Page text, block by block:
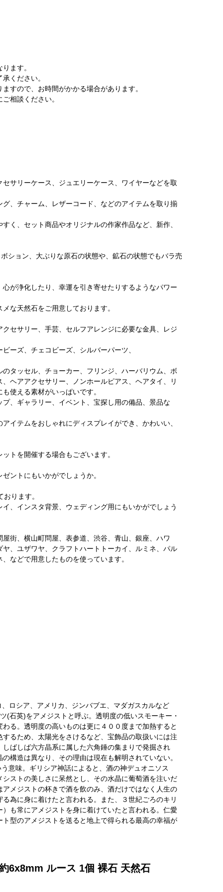
ます。
ください。
すので、お時間がかかる場合があります。
相談ください。
サリーケース、ジュエリーケース、ワイヤーなどを取
、チャーム、レザーコード、などのアイテムを取り揃
く、セット商品やオリジナルの作家作品など、新作、
ション、大ぶりな原石の状態や、鉱石の状態でもバラ売
が浄化したり、幸運を引き寄せたりするようなパワー
な天然石をご用意しております。
セサリー、手芸、セルフアレンジに必要な金具、レジ
ーズ、チェコビーズ、シルバーパーツ、
タッセル、チョーカー、フリンジ、ハーバリウム、ボ
ヘアアクセサリー、ノンホールピアス、ヘアタイ、リ
使える素材がいっぱいです。
、ギャラリー、イベント、宝探し用の備品、景品な
イテムをおしゃれにディスプレイができ、かわいい、
トを開催する場合もございます。
ントにもいかがでしょうか。
ります。
、インスタ背景、ウェディング用にもいかがでしょう
街、横山町問屋、表参道、渋谷、青山、銀座、ハワ
、ユザワヤ、クラフトハートトーカイ、ルミネ、パル
などで用意したものを使っています。
ロシア、アメリカ、ジンバブエ、マダガスカルなど
(石英)をアメジストと呼ぶ。透明度の低いスモーキー・
る。透明度の高いものは更に４００度まで加熱すると
るため、太陽光をさけるなど、宝飾品の取扱いには注
ばしば六方晶系に属した六角錘の集まりで発掘され
構造は異なり、その理由は現在も解明されていない。
意味。ギリシア神話によると、酒の神デュオニソス
ストの美しさに呆然とし、その水晶に葡萄酒を注いだ
メジストの杯きで酒を飲のみ、酒だけではなく人生の
為に身に着けたと言われる。また、３世紀ごろのキリ
も常にアメジストを身に着けていたと言われる。仁愛
型のアメジストを送ると地上で得られる最高の幸福が
6x8mm ルース 1個 裸石 天然石